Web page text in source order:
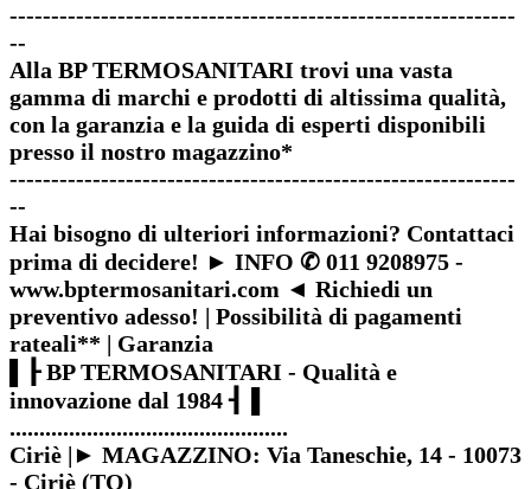
-------------------------------------------------------------
--
Alla BP TERMOSANITARI trovi una vasta
gamma di marchi e prodotti di altissima qualità,
con la garanzia e la guida di esperti disponibili
presso il nostro magazzino*
-------------------------------------------------------------
--
Hai bisogno di ulteriori informazioni? Contattaci
prima di decidere! ► INFO ✆ 011 9208975 -
www.bptermosanitari.com ◄ Richiedi un
preventivo adesso! | Possibilità di pagamenti
rateali** | Garanzia
▌┠ BP TERMOSANITARI - Qualità e
innovazione dal 1984 ┨▐
...............................................
Ciriè |► MAGAZZINO: Via Taneschie, 14 - 10073
- Ciriè (TO)